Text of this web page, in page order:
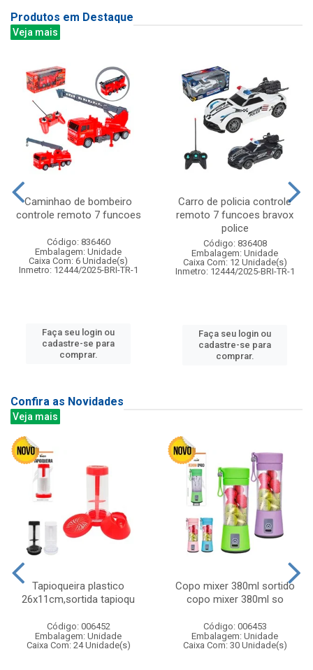
Produtos em Destaque
Veja mais
Caminhao de bombeiro
controle remoto 7 funcoes
Código: 836460
Embalagem: Unidade
Caixa Com: 6 Unidade(s)
Inmetro: 12444/2025-BRI-TR-1
Faça seu login ou
cadastre-se para
comprar.
Carro de policia controle
remoto 7 funcoes bravox
police
Código: 836408
Embalagem: Unidade
Caixa Com: 12 Unidade(s)
Inmetro: 12444/2025-BRI-TR-1
Faça seu login ou
cadastre-se para
comprar.
Confira as Novidades
Veja mais
Tapioqueira plastico
26x11cm,sortida tapioqu
Código: 006452
Embalagem: Unidade
Caixa Com: 24 Unidade(s)
Copo mixer 380ml sortido
copo mixer 380ml so
Código: 006453
Embalagem: Unidade
Caixa Com: 30 Unidade(s)